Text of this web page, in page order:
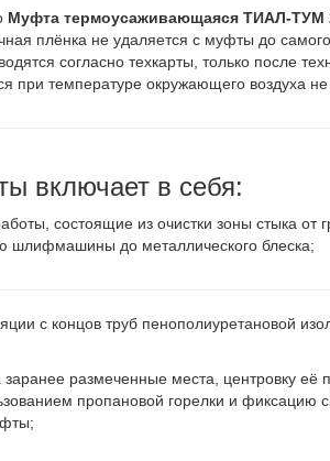
Муфта термоусаживающаяся ТИАЛ-ТУМ
плёнка не удаляется с муфты до
согласно техкарты, только после
при температуре окружающего воздуха
включает в себя:
состоящие из очистки зоны стыка от
шлифмашины до металлического блеска;
с концов труб пенополиуретановой
размеченные места, центровку
пропановой горелки и